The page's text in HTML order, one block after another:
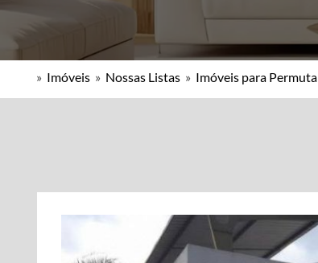
» Imóveis » Nossas Listas » Imóveis para Permuta